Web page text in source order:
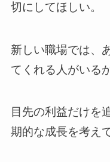
切にしてほしい。
新しい職場では、
てくれる人がいる
目先の利益だけを
期的な成長を考え